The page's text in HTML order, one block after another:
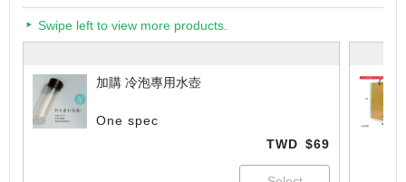
Swipe left to view more products.
加購 冷泡專用水壺
One spec
TWD $69